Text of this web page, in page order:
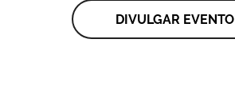
DIVULGAR EVENTO